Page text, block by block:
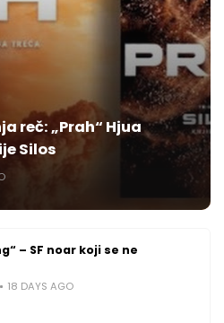
reč: „Prah“ Hjua
Silos
– SF noar koji se ne
18 DAYS AGO